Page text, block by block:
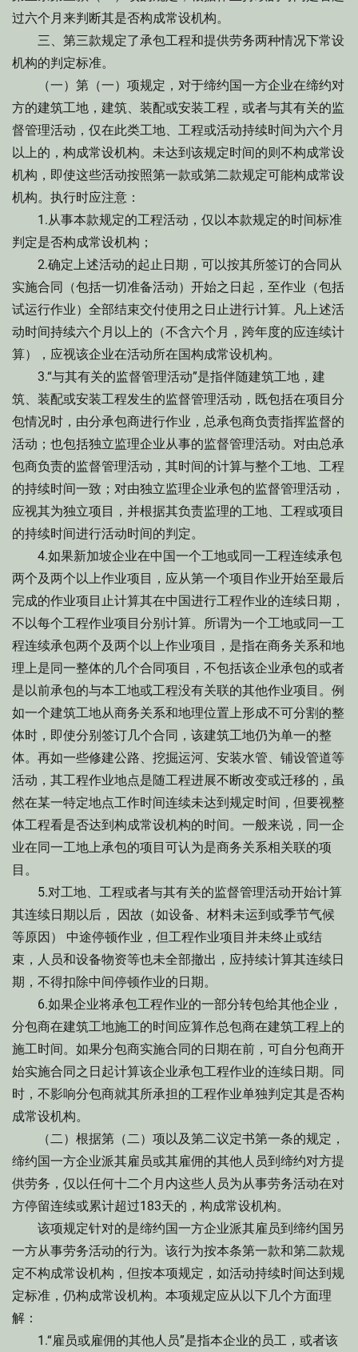
过六个月来判断其是否构成常设机构。
三、第三款规定了承包工程和提供劳务两种情况下常设
机构的判定标准。
（一）第（一）项规定，对于缔约国一方企业在缔约对
方的建筑工地，建筑、装配或安装工程，或者与其有关的监
督管理活动，仅在此类工地、工程或活动持续时间为六个月
以上的，构成常设机构。未达到该规定时间的则不构成常设
机构，即使这些活动按照第一款或第二款规定可能构成常设
机构。执行时应注意：
1.从事本款规定的工程活动，仅以本款规定的时间标准
判定是否构成常设机构；
2.确定上述活动的起止日期，可以按其所签订的合同从
实施合同（包括一切准备活动）开始之日起，至作业（包括
试运行作业）全部结束交付使用之日止进行计算。凡上述活
动时间持续六个月以上的（不含六个月，跨年度的应连续计
算），应视该企业在活动所在国构成常设机构。
3.“与其有关的监督管理活动”是指伴随建筑工地，建
筑、装配或安装工程发生的监督管理活动，既包括在项目分
包情况时，由分承包商进行作业，总承包商负责指挥监督的
活动；也包括独立监理企业从事的监督管理活动。对由总承
包商负责的监督管理活动，其时间的计算与整个工地、工程
的持续时间一致；对由独立监理企业承包的监督管理活动，
应视其为独立项目，并根据其负责监理的工地、工程或项目
的持续时间进行活动时间的判定。
4.如果新加坡企业在中国一个工地或同一工程连续承包
两个及两个以上作业项目，应从第一个项目作业开始至最后
完成的作业项目止计算其在中国进行工程作业的连续日期，
不以每个工程作业项目分别计算。所谓为一个工地或同一工
程连续承包两个及两个以上作业项目，是指在商务关系和地
理上是同一整体的几个合同项目，不包括该企业承包的或者
是以前承包的与本工地或工程没有关联的其他作业项目。例
如一个建筑工地从商务关系和地理位置上形成不可分割的整
体时，即使分别签订几个合同，该建筑工地仍为单一的整
体。再如一些修建公路、挖掘运河、安装水管、铺设管道等
活动，其工程作业地点是随工程进展不断改变或迁移的，虽
然在某一特定地点工作时间连续未达到规定时间，但要视整
体工程看是否达到构成常设机构的时间。一般来说，同一企
业在同一工地上承包的项目可认为是商务关系相关联的项
目。
5.对工地、工程或者与其有关的监督管理活动开始计算
其连续日期以后， 因故（如设备、材料未运到或季节气候
等原因） 中途停顿作业，但工程作业项目并未终止或结
束，人员和设备物资等也未全部撤出，应持续计算其连续日
期，不得扣除中间停顿作业的日期。
6.如果企业将承包工程作业的一部分转包给其他企业，
分包商在建筑工地施工的时间应算作总包商在建筑工程上的
施工时间。如果分包商实施合同的日期在前，可自分包商开
始实施合同之日起计算该企业承包工程作业的连续日期。同
时，不影响分包商就其所承担的工程作业单独判定其是否构
成常设机构。
（二）根据第（二）项以及第二议定书第一条的规定，
缔约国一方企业派其雇员或其雇佣的其他人员到缔约对方提
供劳务，仅以任何十二个月内这些人员为从事劳务活动在对
方停留连续或累计超过183天的，构成常设机构。
该项规定针对的是缔约国一方企业派其雇员到缔约国另
一方从事劳务活动的行为。该行为按本条第一款和第二款规
定不构成常设机构，但按本项规定，如活动持续时间达到规
定标准，仍构成常设机构。本项规定应从以下几个方面理
解：
1.“雇员或雇佣的其他人员”是指本企业的员工，或者该